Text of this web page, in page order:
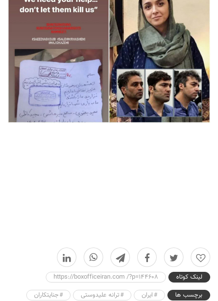
0
لینک کوتاه
https://boxofficeiran.com /?p=144608
برچسب ها
ایران ترانه علیدوستی
جنایتکاران